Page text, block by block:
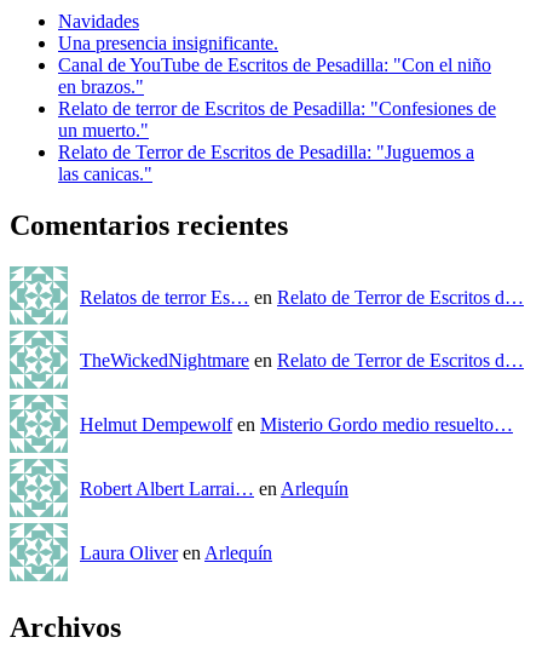
Navidades
Una presencia insignificante.
Canal de YouTube de Escritos de Pesadilla: "Con el niño
en brazos."
Relato de terror de Escritos de Pesadilla: "Confesiones de
un muerto."
Relato de Terror de Escritos de Pesadilla: "Juguemos a
las canicas."
Comentarios recientes
Relatos de terror Es… en Relato de Terror de Escritos d…
TheWickedNightmare en Relato de Terror de Escritos d…
Helmut Dempewolfen Misterio Gordo medio resuelto…
Robert Albert Larrai… en Arlequín
Laura Oliveren Arlequín
Archivos